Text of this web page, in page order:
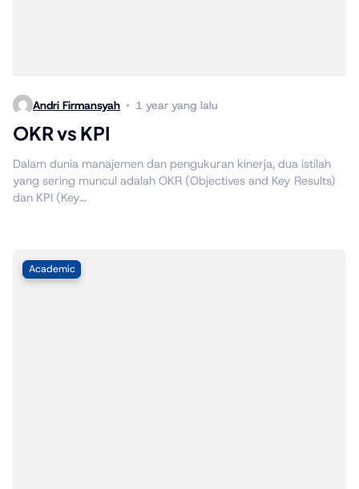
Andri Firmansyah 1 year yang lalu
OKR vs KPI
Dalam dunia manajemen dan pengukuran kinerja, dua istilah
yang sering muncul adalah OKR (Objectives and Key Results)
dan KPI (Key...
Academic